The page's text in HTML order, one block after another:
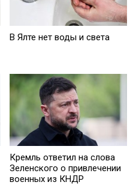
В Ялте нет воды и света
Кремль ответил на слова
Зеленского о привлечении
военных из КНДР